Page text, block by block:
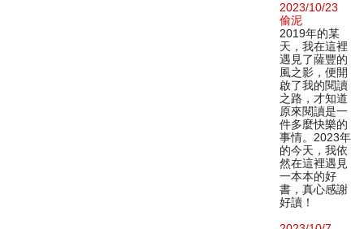
2023/10/23
偷泥
2019年的某
天，我在這裡
遇見了薩豐的
風之影，便開
啟了我的閱讀
之路，才知道
原來閱讀是一
件多麼快樂的
事情。2023年
的今天，我依
然在這裡遇見
一本本的好
書，真心感謝
好讀！